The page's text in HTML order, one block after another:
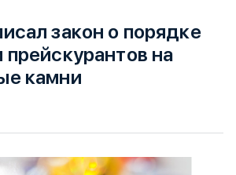
закон о порядке
прейскурантов на
камни